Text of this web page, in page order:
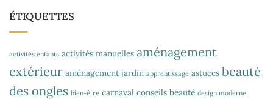
ÉTIQUETTES
activités enfants activités manuelles aménagement
extérieur aménagement jardin apprentissage astuces beauté
des ongles bien-être carnaval conseils beauté design moderne